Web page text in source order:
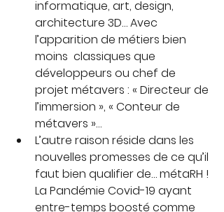
informatique, art, design,
architecture 3D… Avec
l’apparition de métiers bien
moins  classiques que
développeurs ou chef de
projet métavers : « Directeur de
l’immersion », « Conteur de
métavers »…
L’autre raison réside dans les
nouvelles promesses de ce qu’il
faut bien qualifier de… métaRH !
La Pandémie Covid-19 ayant
entre-temps boosté comme